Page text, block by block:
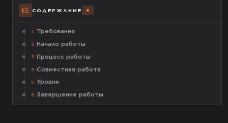
СОДЕРЖАНИЕ 6
1 Требования
2 Начало работы
3 Процесс работы
4 Совместная работа
5 Уровни
6 Завершение работы